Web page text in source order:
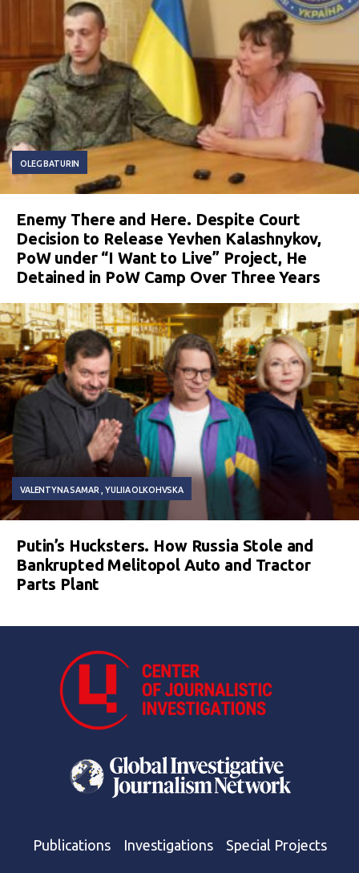
OLEG BATURIN
Enemy There and Here. Despite Court
Decision to Release Yevhen Kalashnykov,
PoW under “I Want to Live” Project, He
Detained in PoW Camp Over Three Years
VALENTYNA SAMAR YULIIA OLKOHVSKA
Putin’s Hucksters. How Russia Stole and
Bankrupted Melitopol Auto and Tractor
Parts Plant
Publications Investigations Special Projects